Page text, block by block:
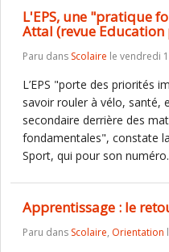
L'EPS, une "pratique
Attal (revue
Paru dans Scolaire le vendredi
L’EPS "porte des priorités
savoir rouler à vélo, santé,
secondaire derrière des
fondamentales", constate
Sport, qui pour son
Apprentissage : le
Paru dans Scolaire, Orientation